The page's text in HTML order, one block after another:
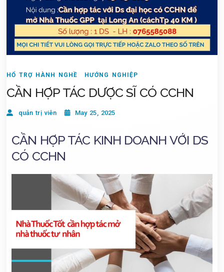
HỔ TRỢ HÀNH NGHỀ HƯỚNG NGHIỆP
CẦN HỢP TÁC DƯỢC SĨ CÓ CCHN
quản trị viên May 25, 2025
CẦN HỢP TÁC KINH DOANH VỚI DS
CÓ CCHN